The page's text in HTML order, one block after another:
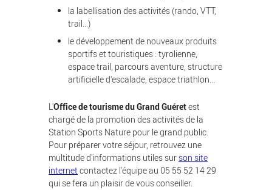
la labellisation des activités (rando, VTT,
trail...)
le développement de nouveaux produits
sportifs et touristiques : tyrolienne,
espace trail, parcours aventure, structure
artificielle d'escalade, espace triathlon...
L'Office de tourisme du Grand Guéretest
chargé de la promotion des activités de la
Station Sports Nature pour le grand public.
Pour préparer votre séjour, retrouvez une
multitude d'informations utiles sur son site
internetcontactez l'équipe au 05 55 52 14 29
qui se fera un plaisir de vous conseiller.